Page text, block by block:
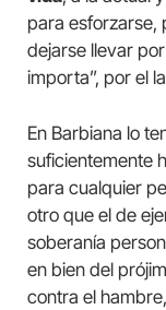
para esforzarse,
dejarse llevar
importa”, por el
En Barbiana lo
suficientemente
para cualquier
otro que el de
soberanía
en bien del
contra el